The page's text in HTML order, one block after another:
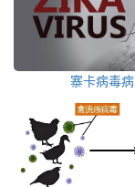
寨卡病毒病